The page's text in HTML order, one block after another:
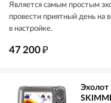
Является самым простым
провести приятный день на
в настройке.
47 200₽
Эхолот